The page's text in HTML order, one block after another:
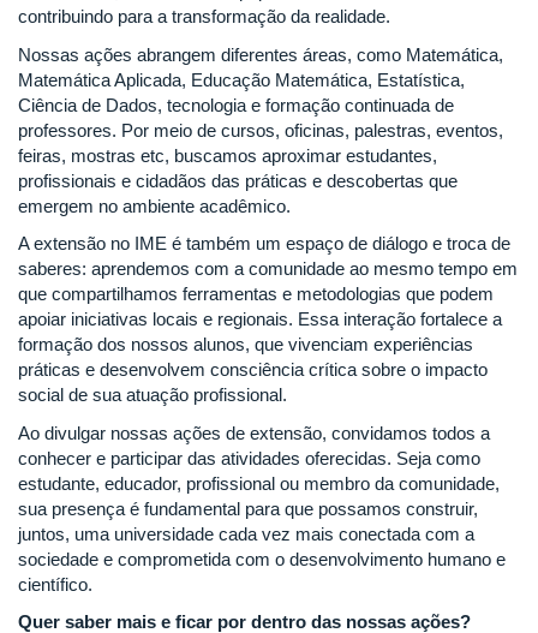
contribuindo para a transformação da realidade.
Nossas ações abrangem diferentes áreas, como Matemática,
Matemática Aplicada, Educação Matemática, Estatística,
Ciência de Dados, tecnologia e formação continuada de
professores. Por meio de cursos, oficinas, palestras, eventos,
feiras, mostras etc, buscamos aproximar estudantes,
profissionais e cidadãos das práticas e descobertas que
emergem no ambiente acadêmico.
A extensão no IME é também um espaço de diálogo e troca de
saberes: aprendemos com a comunidade ao mesmo tempo em
que compartilhamos ferramentas e metodologias que podem
apoiar iniciativas locais e regionais. Essa interação fortalece a
formação dos nossos alunos, que vivenciam experiências
práticas e desenvolvem consciência crítica sobre o impacto
social de sua atuação profissional.
Ao divulgar nossas ações de extensão, convidamos todos a
conhecer e participar das atividades oferecidas. Seja como
estudante, educador, profissional ou membro da comunidade,
sua presença é fundamental para que possamos construir,
juntos, uma universidade cada vez mais conectada com a
sociedade e comprometida com o desenvolvimento humano e
científico.
Quer saber mais e ficar por dentro das nossas ações?